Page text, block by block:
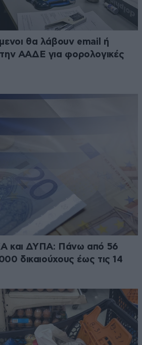
θα λάβουν email ή
ΑΑΔΕ για φορολογικές
και ΔΥΠΑ: Πάνω από 56
δικαιούχους έως τις 14